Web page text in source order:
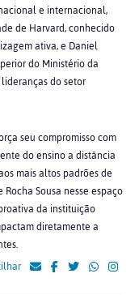
e internacional,
de Harvard, conhecido
ativa, e Daniel
do Ministério da
do setor
seu compromisso com
do ensino a distância
mais altos padrões de
Sousa nesse espaço
da instituição
diretamente a